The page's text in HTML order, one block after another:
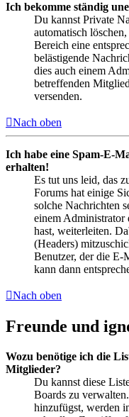
Ich bekomme ständig
Du kannst Private
automatisch
Bereich eine
belästigende
dies auch einem
betreffenden
versenden.
Nach oben
Ich habe eine Spam-E-
erhalten!
Es tut uns leid, das
Forums hat einige
solche Nachrichten
einem Administrator
hast, weiterleiten.
(Headers)
Benutzer, der die
kann dann
Nach oben
Freunde und
Wozu benötige ich die
Mitglieder?
Du kannst diese
Boards zu
hinzufügst, werden